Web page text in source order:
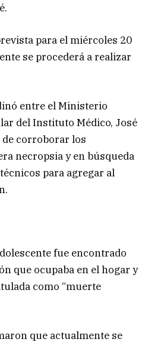
para el miércoles 20
se procederá a realizar
entre el Ministerio
del Instituto Médico, José
de corroborar los
necropsia y en búsqueda
para agregar al
fue encontrado
que ocupaba en el hogar y
como “muerte
que actualmente se